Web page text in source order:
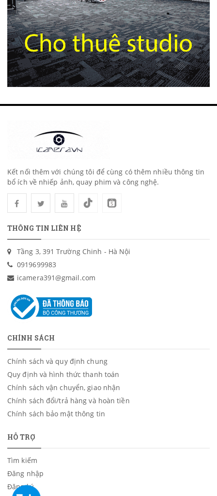
Kết nối thêm với chúng tôi để cùng có thêm nhiều thông tin
bổ ích về nhiếp ảnh, quay phim và công nghệ.
THÔNG TIN LIÊN HỆ
Tầng 3, 391 Trường Chinh - Hà Nội
0919699983
icamera391@gmail.com
CHÍNH SÁCH
Chính sách và quy định chung
Quy định và hình thức thanh toán
Chính sách vận chuyển, giao nhận
Chính sách đổi/trả hàng và hoàn tiền
Chính sách bảo mật thông tin
HỖ TRỢ
Tìm kiếm
Đăng nhập
Đăng ký